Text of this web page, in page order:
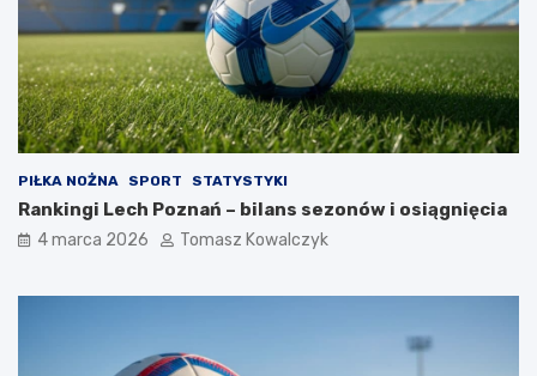
PIŁKA NOŻNA SPORT STATYSTYKI
Rankingi Lech Poznań – bilans sezonów i osiągnięcia
4 marca 2026 Tomasz Kowalczyk